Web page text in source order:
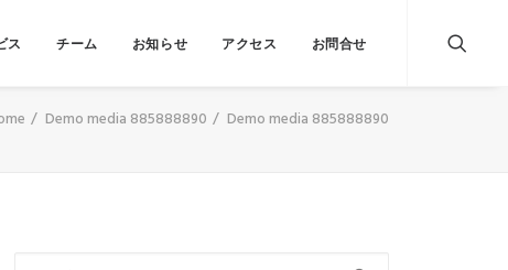
ス チーム お知らせ アクセス お問合せ
Demo media 885888890 Demo media 885888890